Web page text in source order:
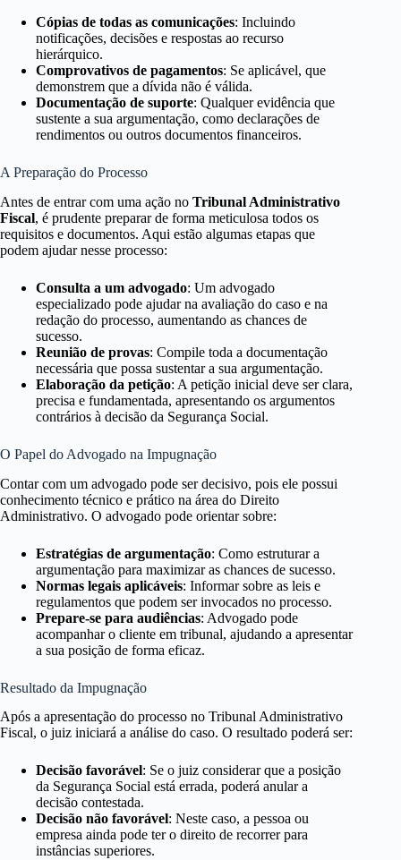
Cópias de todas as comunicações: Incluindo
notificações, decisões e respostas ao recurso
hierárquico.
Comprovativos de pagamentos: Se aplicável, que
demonstrem que a dívida não é válida.
Documentação de suporte: Qualquer evidência que
sustente a sua argumentação, como declarações de
rendimentos ou outros documentos financeiros.
A Preparação do Processo
Antes de entrar com uma ação no Tribunal Administrativo
Fiscal, é prudente preparar de forma meticulosa todos os
requisitos e documentos. Aqui estão algumas etapas que
podem ajudar nesse processo:
Consulta a um advogado: Um advogado
especializado pode ajudar na avaliação do caso e na
redação do processo, aumentando as chances de
sucesso.
Reunião de provas: Compile toda a documentação
necessária que possa sustentar a sua argumentação.
Elaboração da petição: A petição inicial deve ser clara,
precisa e fundamentada, apresentando os argumentos
contrários à decisão da Segurança Social.
O Papel do Advogado na Impugnação
Contar com um advogado pode ser decisivo, pois ele possui
conhecimento técnico e prático na área do Direito
Administrativo. O advogado pode orientar sobre:
Estratégias de argumentação: Como estruturar a
argumentação para maximizar as chances de sucesso.
Normas legais aplicáveis: Informar sobre as leis e
regulamentos que podem ser invocados no processo.
Prepare-se para audiências: Advogado pode
acompanhar o cliente em tribunal, ajudando a apresentar
a sua posição de forma eficaz.
Resultado da Impugnação
Após a apresentação do processo no Tribunal Administrativo
Fiscal, o juiz iniciará a análise do caso. O resultado poderá ser:
Decisão favorável: Se o juiz considerar que a posição
da Segurança Social está errada, poderá anular a
decisão contestada.
Decisão não favorável: Neste caso, a pessoa ou
empresa ainda pode ter o direito de recorrer para
instâncias superiores.